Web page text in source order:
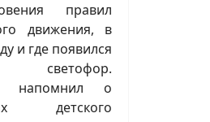
правил
движения, в
и где появился
светофор.
напомнил о
детского